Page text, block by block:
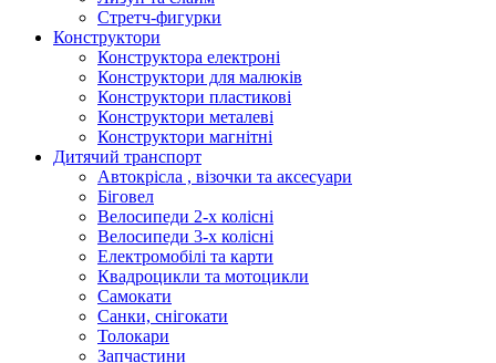
Стретч-фигурки
Конструктори
Конструктора електроні
Конструктори для малюків
Конструктори пластикові
Конструктори металеві
Конструктори магнітні
Дитячий транспорт
Автокрісла , візочки та аксесуари
Біговел
Велосипеди 2-х колісні
Велосипеди 3-х колісні
Електромобілі та карти
Квадроцикли та мотоцикли
Самокати
Санки, снігокати
Толокари
Запчастини